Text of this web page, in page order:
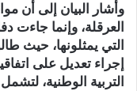
وأشار البيان إلى أن
العرقلة، وإنما جاءت
التي يمثلونها، حيث
إجراء تعديل على
التربية الوطنية،